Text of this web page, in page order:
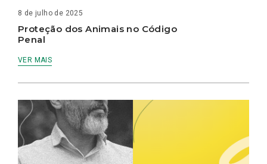
8 de julho de 2025
Proteção dos Animais no Código
Penal
VER MAIS